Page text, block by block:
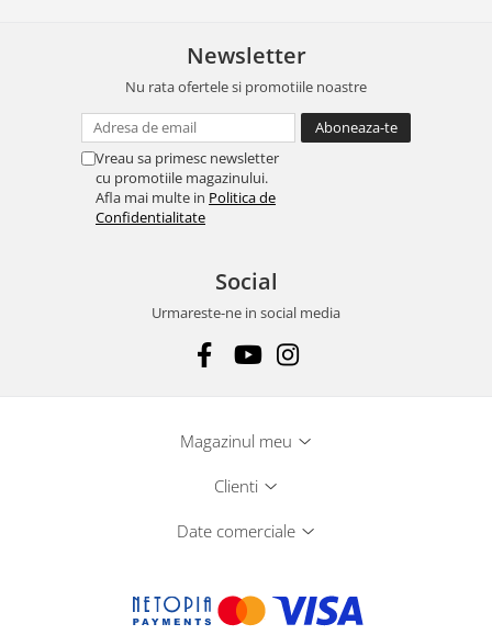
Newsletter
Nu rata ofertele si promotiile noastre
Vreau sa primesc newsletter
cu promotiile magazinului.
Afla mai multe in Politica de
Confidentialitate
Social
Urmareste-ne in social media
Magazinul meu
Clienti
Date comerciale